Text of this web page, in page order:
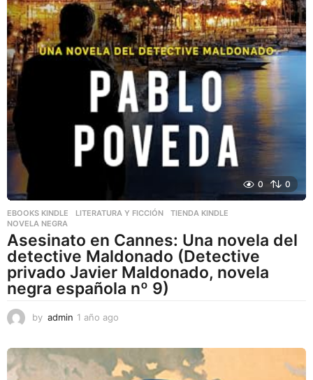
0 0
EBOOKS KINDLE ,LITERATURA Y FICCIÓN ,TIENDA KINDLE
NOVELA NEGRA
Asesinato en Cannes: Una novela del
detective Maldonado (Detective
privado Javier Maldonado, novela
negra española nº 9)
by admin 1 año ago
o
a